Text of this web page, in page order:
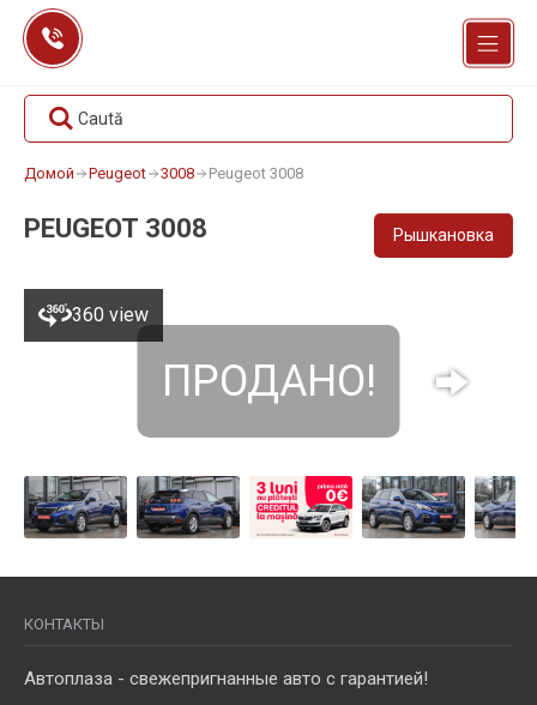
Перейти
содержанию
Caută
Домой Peugeot 3008 Peugeot 3008
PEUGEOT 3008 Рышкановка
360 view
ПРОДАНО!
КОНТАКТЫ
Автоплаза - свежепригнанные авто с гарантией!